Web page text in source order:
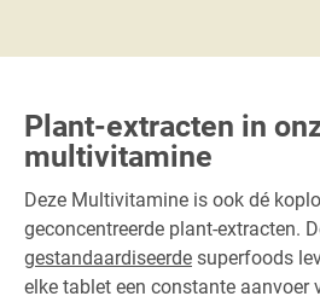
Plant-extracten in
multivitamine
Deze Multivitamine is ook dé
geconcentreerde plant-extracten.
gestandaardiseerde superfoods
elke tablet een constante aanvoer